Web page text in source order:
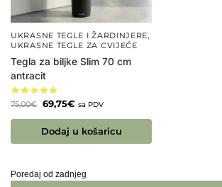
UKRASNE TEGLE I ŽARDINJERE,
UKRASNE TEGLE ZA CVIJEĆE
Tegla za biljke Slim 70 cm
antracit
75,00€ 69,75€ sa PDV
Dodaj u košaricu